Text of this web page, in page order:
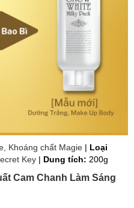
Khoáng chất Magie | Loại
Key | Dung tích: 200g
Cam Chanh Làm Sáng